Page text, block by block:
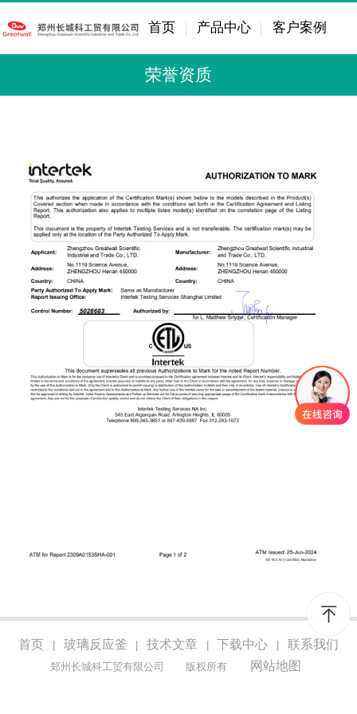
首页 产品中心 客户案例
荣誉资质
首页 玻璃反应釜 技术文章 下载中心 联系我们
郑州长城科工贸有限公司 版权所有 网站地图